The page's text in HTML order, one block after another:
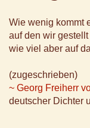
Wie wenig kommt
auf den wir gestellt
wie viel aber auf
(zugeschrieben)
~ Georg Freiherr
deutscher Dichter